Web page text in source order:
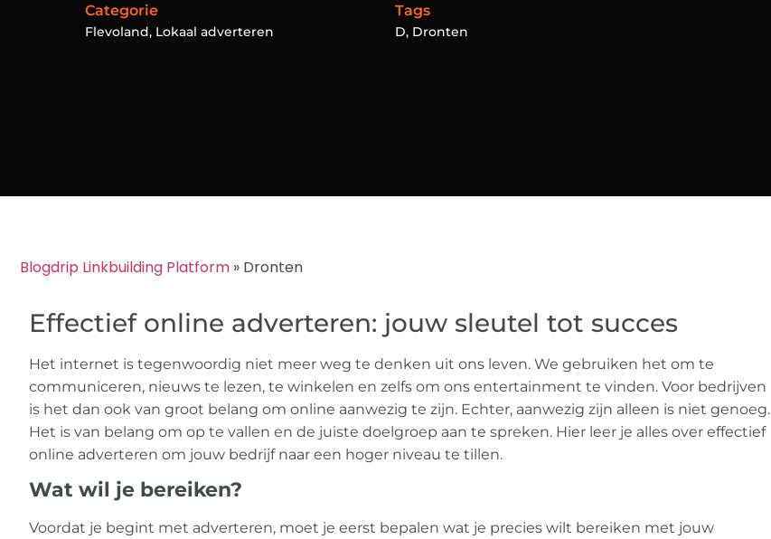
Categorie
Flevoland, Lokaal adverteren
Tags
D, Dronten
Blogdrip Linkbuilding Platform » Dronten
Effectief online adverteren: jouw sleutel tot succes
Het internet is tegenwoordig niet meer weg te denken uit ons leven. We gebruiken het om te
communiceren, nieuws te lezen, te winkelen en zelfs om ons entertainment te vinden. Voor bedrijven
is het dan ook van groot belang om online aanwezig te zijn. Echter, aanwezig zijn alleen is niet genoeg.
Het is van belang om op te vallen en de juiste doelgroep aan te spreken. Hier leer je alles over effectief
online adverteren om jouw bedrijf naar een hoger niveau te tillen.
Wat wil je bereiken?
Voordat je begint met adverteren, moet je eerst bepalen wat je precies wilt bereiken met jouw